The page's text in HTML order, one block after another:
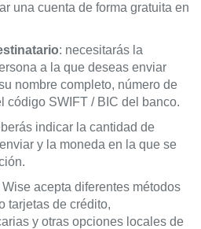
una cuenta de forma gratuita en
: necesitarás la
a la que deseas enviar
nombre completo, número de
código SWIFT / BIC del banco.
indicar la cantidad de
y la moneda en la que se
Wise acepta diferentes métodos
tarjetas de crédito,
y otras opciones locales de